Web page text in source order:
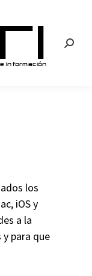
los
iOS y
a la
para que